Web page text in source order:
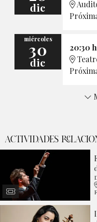
dic
miércoles
30
dic
20:30 h
ACTIVIDADES